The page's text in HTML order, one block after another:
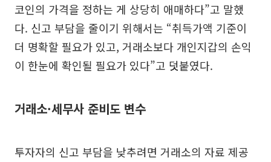
코인의 가격을 정하는 게 상당히 애매하다”고 말했
다. 신고 부담을 줄이기 위해서는 “취득가액 기준이
더 명확할 필요가 있고, 거래소보다 개인지갑의 손익
이 한눈에 확인될 필요가 있다”고 덧붙였다.
거래소·세무사 준비도 변수
투자자의 신고 부담을 낮추려면 거래소의 자료 제공